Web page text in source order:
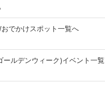
おでかけスポット一覧へ
ールデンウィーク)イベント一覧